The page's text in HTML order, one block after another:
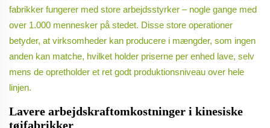
fabrikker fungerer med store arbejdsstyrker – nogle gange med
over 1.000 mennesker på stedet. Disse store operationer
betyder, at virksomheder kan producere i mængder, som ingen
anden kan matche, hvilket holder priserne per enhed lave, selv
mens de opretholder et ret godt produktionsniveau over hele
linjen.
Lavere arbejdskraftomkostninger i kinesiske
tøjfabrikker